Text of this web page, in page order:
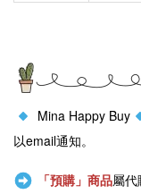
Mina Happy Buy
以email通知。
「預購」商品屬代